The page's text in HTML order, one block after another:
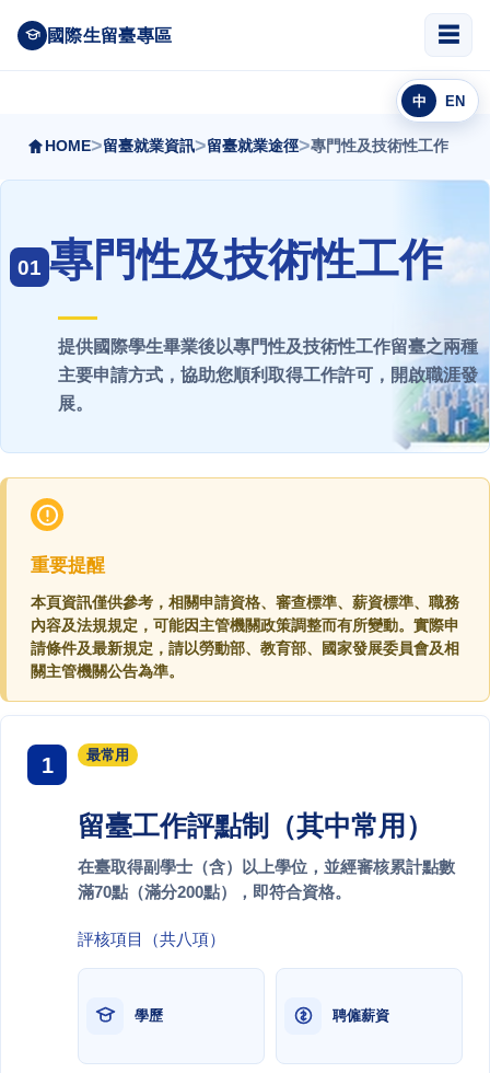
到
國際生留臺專區 ☰
HOME>留臺就業資訊>留臺就業途徑>專門性及技術性工作
01 專門性及技術性工作
提供國際學生畢業後以專門性及技術性工作留臺之兩種
主要申請方式，協助您順利取得工作許可，開啟職涯發
展。
重要提醒
本頁資訊僅供參考，相關申請資格、審查標準、薪資標準、職務
內容及法規規定，可能因主管機關政策調整而有所變動。實際申
請條件及最新規定，請以勞動部、教育部、國家發展委員會及相
關主管機關公告為準。
最常用
留臺工作評點制（其中常用）
在臺取得副學士（含）以上學位，並經審核累計點數
滿70點（滿分200點），即符合資格。
評核項目（共八項）
學歷 聘僱薪資
中 EN